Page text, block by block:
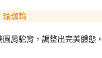
瑜珈輪
肩駝背，調整出完美體態。